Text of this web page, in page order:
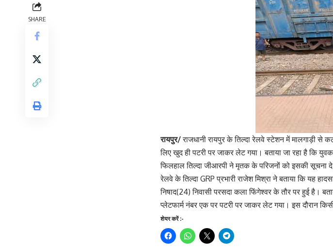
SHARE
रायपुर/राजधानी रायपुर के तिल्दा रेलवे स्टेशन में
लिए खुद ही पटरी पर जाकर लेट गया। बताया जा रहा है कि
फिलहाल तिल्दा जीआरपी ने मृतक के परिजनों को इसकी सूचना दे
रेलवे के तिल्दा GRP प्रभारी राजेश मिश्रा ने बताया कि यह
निषाद(24) निवासी परसदा कला फिंगेश्वर के तौर पर हुई है।
प्लेटफार्म नंबर एक पर पटरी पर जाकर लेट गया। इस दौरान
Continue
Reading
शेयर करें :-